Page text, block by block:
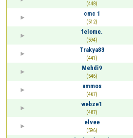
(448)
cmc 1
(512)
felome.
(594)
Trakya83
(441)
Mehdi9
(546)
ammos
(467)
webze1
(487)
elvee
(596)